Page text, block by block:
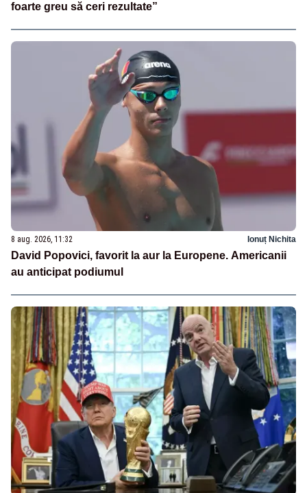
foarte greu să ceri rezultate”
8 aug. 2026, 11:32 Ionuț Nichita
David Popovici, favorit la aur la Europene. Americanii
au anticipat podiumul